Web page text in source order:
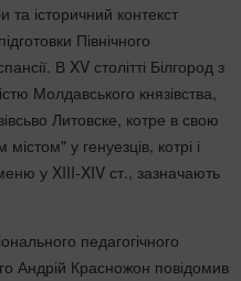
історичний контекст
Північного
В XV столітті Білгород з
Молдавського князівства,
Литовске, котре в свою
у генуезців, котрі і
у XIII-XIV ст., зазначають
педагогічного
Андрій Красножон повідомив